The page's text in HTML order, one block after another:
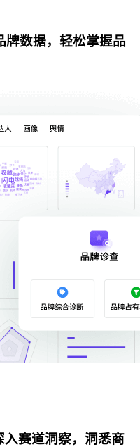
数据，轻松掌握品
赛道洞察，洞悉商